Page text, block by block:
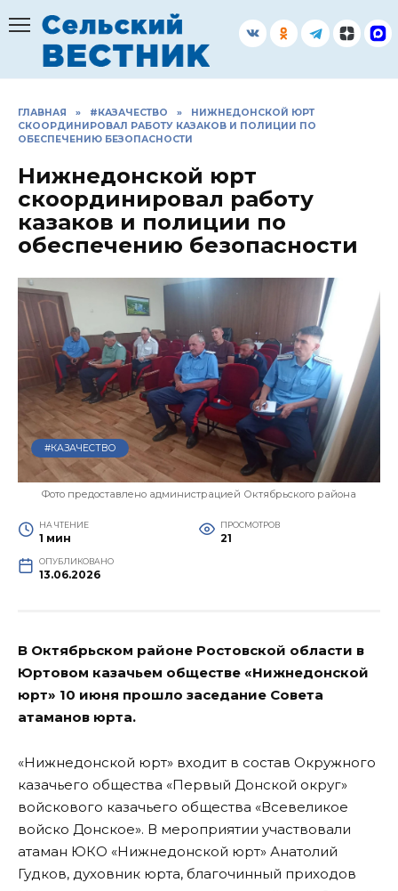
содержанию
ГЛАВНАЯ » #КАЗАЧЕСТВО »
НИЖНЕДОНСКОЙ ЮРТ
СКООРДИНИРОВАЛ РАБОТУ КАЗАКОВ И ПОЛИЦИИ ПО
ОБЕСПЕЧЕНИЮ БЕЗОПАСНОСТИ
Нижнедонской юрт
скоординировал работу
казаков и полиции по
обеспечению безопасности
#КАЗАЧЕСТВО
Фото предоставлено администрацией Октябрьского района
НА ЧТЕНИЕ
1 мин
ПРОСМОТРОВ
21
ОПУБЛИКОВАНО
13.06.2026
В Октябрьском районе Ростовской области в
Юртовом казачьем обществе «Нижнедонской
юрт» 10 июня прошло заседание Совета
атаманов юрта.
«Нижнедонской юрт» входит в состав Окружного
казачьего общества «Первый Донской округ»
войскового казачьего общества «Всевеликое
войско Донское». В мероприятии участвовали
атаман ЮКО «Нижнедонской юрт» Анатолий
Гудков, духовник юрта, благочинный приходов